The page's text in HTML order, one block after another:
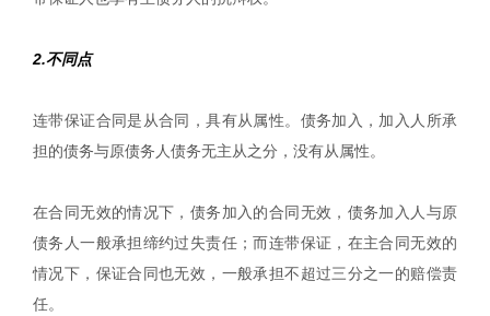
2.不同点
连带保证合同是从合同，具有从属性。债务加入，加入人所承
担的债务与原债务人债务无主从之分，没有从属性。
在合同无效的情况下，债务加入的合同无效，债务加入人与原
债务人一般承担缔约过失责任；而连带保证，在主合同无效的
情况下，保证合同也无效，一般承担不超过三分之一的赔偿责
任。